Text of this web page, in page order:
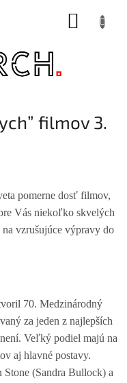
filmov 3.
pomerne dosť filmov,
Vás niekoľko skvelých
vzrušujúce výpravy do
70. Medzinárodný
za jeden z najlepších
Veľký podiel majú na
aj hlavné postavy.
Stone (Sandra Bullock) a